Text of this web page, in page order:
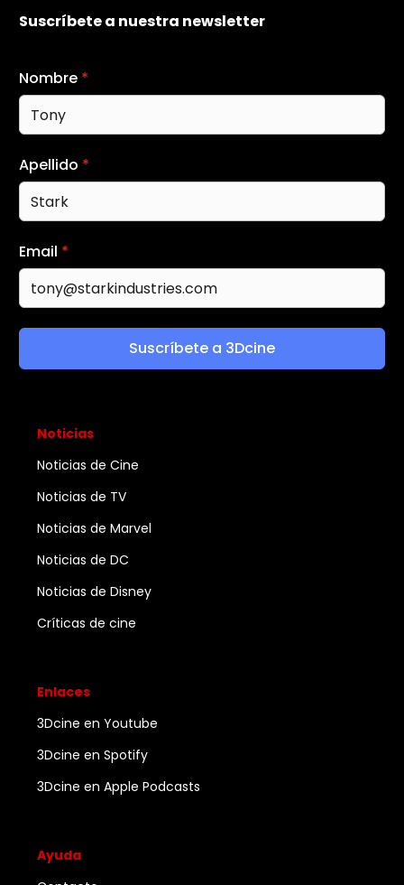
Suscríbete a nuestra newsletter
Nombre *
Apellido *
Email *
Suscríbete a 3Dcine
Noticias
Noticias de Cine
Noticias de TV
Noticias de Marvel
Noticias de DC
Noticias de Disney
Críticas de cine
Enlaces
3Dcine en Youtube
3Dcine en Spotify
3Dcine en Apple Podcasts
Ayuda